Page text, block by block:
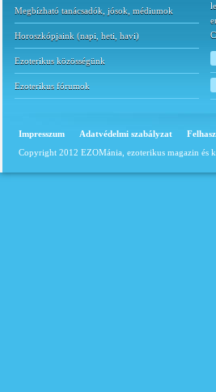
Megbízható tanácsadók, jósok, médiumok
Horoszkópjaink (napi heti havi)
Ezoterikus közösségünk
Ezoterikus fórumok
Impresszum Adatvédelmi szabályzat
Copyright 2012 EZOMánia, ezoterikus magazin és